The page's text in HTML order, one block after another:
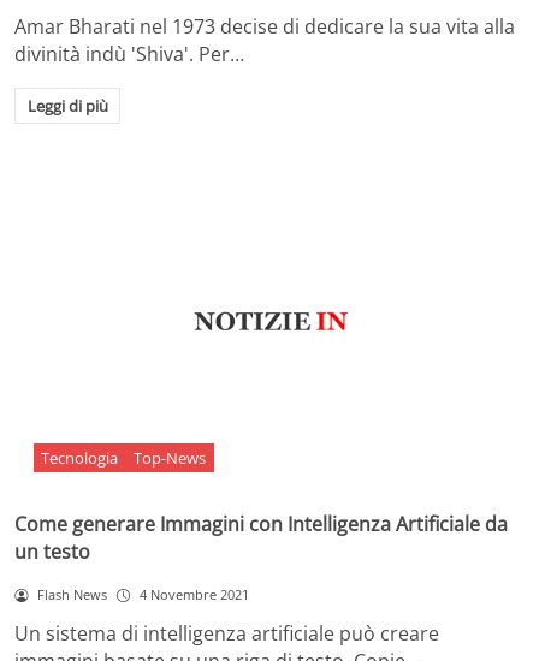
Amar Bharati nel 1973 decise di dedicare la sua vita alla
divinità indù 'Shiva'. Per…
Leggi di più
Tecnologia Top-News
Come generare Immagini con Intelligenza Artificiale da
un testo
Flash News 4 Novembre 2021
Un sistema di intelligenza artificiale può creare